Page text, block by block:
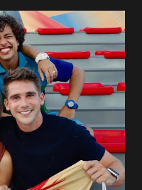
ser o tipo de
toda a vida. Camila
como seria o
lo. Manuel avisa a
Gabriel com Joana.
as suspeitas pelo
que ele poderia
Artur informa a Gabriel
outra paciente, que está